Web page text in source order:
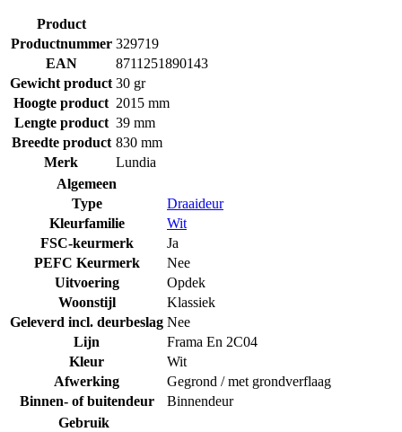
Product
Productnummer 329719
EAN
8711251890143
Gewicht product 30 gr
Hoogte product 2015 mm
Lengte product 39 mm
Breedte product 830 mm
Merk
Lundia
Algemeen
Type
Draaideur
Kleurfamilie
Wit
FSC-keurmerk
Ja
PEFC Keurmerk
Nee
Uitvoering
Opdek
Woonstijl
Klassiek
Geleverd incl. deurbeslag Nee
Lijn
Frama En 2C04
Kleur
Wit
Afwerking
Gegrond / met grondverflaag
Binnen- of buitendeur
Binnendeur
Gebruik